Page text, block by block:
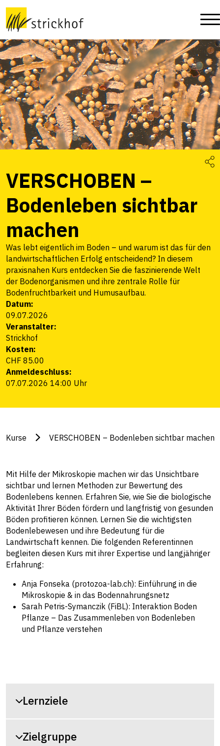
VERSCHOBEN –
Bodenleben sichtbar
machen
Was lebt eigentlich im Boden – und warum ist das für den
landwirtschaftlichen Erfolg entscheidend? In diesem
praxisnahen Kurs entdecken Sie die faszinierende Welt
der Bodenorganismen und ihre zentrale Rolle für
Bodenfruchtbarkeit und Humusaufbau.
Datum:
09.07.2026
Veranstalter:
Strickhof
Kosten:
CHF 85.00
Anmeldeschluss:
07.07.2026 14:00 Uhr
Kurse VERSCHOBEN – Bodenleben sichtbar machen
Mit Hilfe der Mikroskopie machen wir das Unsichtbare
sichtbar und lernen Methoden zur Bewertung des
Bodenlebens kennen. Erfahren Sie, wie Sie die biologische
Aktivität Ihrer Böden fördern und langfristig von gesunden
Böden profitieren können. Lernen Sie die wichtigsten
Bodenlebewesen und ihre Bedeutung für die
Landwirtschaft kennen. Die folgenden Referentinnen
begleiten diesen Kurs mit ihrer Expertise und langjähriger
Erfahrung:
Anja Fonseka (protozoa-lab.ch): Einführung in die
Mikroskopie & in das Bodennahrungsnetz
Sarah Petris-Symanczik (FiBL): Interaktion Boden
Pflanze – Das Zusammenleben von Bodenleben
und Pflanze verstehen
Lernziele
Zielgruppe